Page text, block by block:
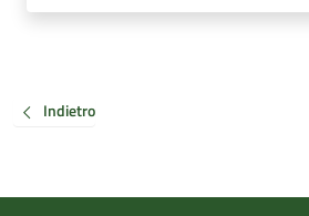
Indietro